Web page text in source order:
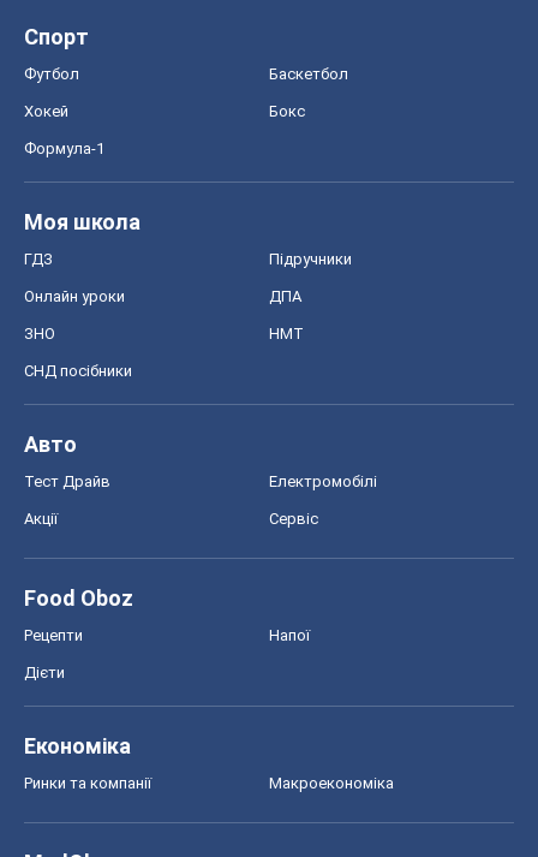
Спорт
Футбол Баскетбол
Хокей Бокс
Формула-1
Моя школа
ГДЗ Підручники
Онлайн уроки ДПА
ЗНО НМТ
СНД посібники
Авто
Тест Драйв Електромобілі
Акції Сервіс
Food Oboz
Рецепти Напої
Дієти
Економіка
Ринки та компанії Макроекономіка